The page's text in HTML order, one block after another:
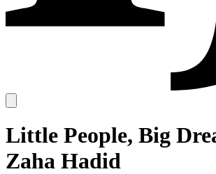
Little People, Big
Zaha Hadid